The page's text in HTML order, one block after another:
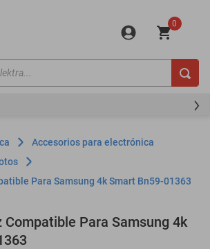
0
Accesorios para electrónica
Para Samsung 4k Smart Bn59-01363
Compatible Para Samsung 4k